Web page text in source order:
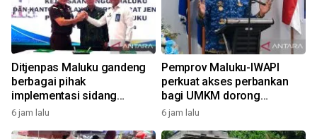
Ditjenpas Maluku gandeng
berbagai pihak
implementasi sidang
elektronik dukung
6 jam lalu
Pemprov Maluku-IWAPI
perkuat akses perbankan
bagi UMKM dorong
pertumbuhan ekonomi
6 jam lalu